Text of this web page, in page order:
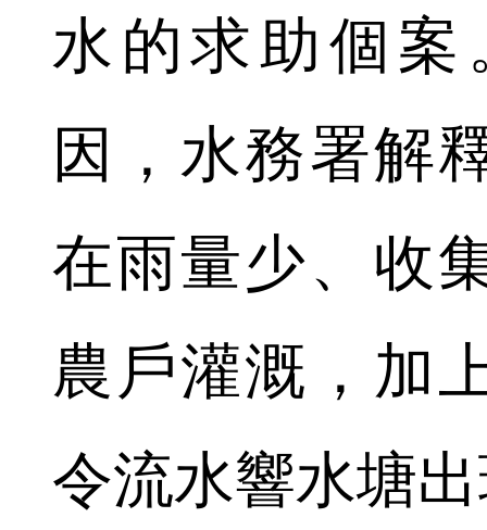
水的求助個
因，水務署解
在雨量少、收
農戶灌溉，加
令流水響水塘